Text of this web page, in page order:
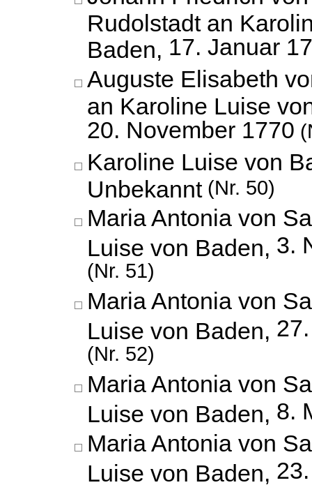
Rudolstadt an
Baden, 17. Januar
Auguste Elisabeth
an Karoline Luise
20. November 1770
Karoline Luise von
Unbekannt (Nr. 50)
Maria Antonia von
Luise von Baden, 3.
(Nr. 51)
Maria Antonia von
Luise von Baden,
(Nr. 52)
Maria Antonia von
Luise von Baden, 8.
Maria Antonia von
Luise von Baden,